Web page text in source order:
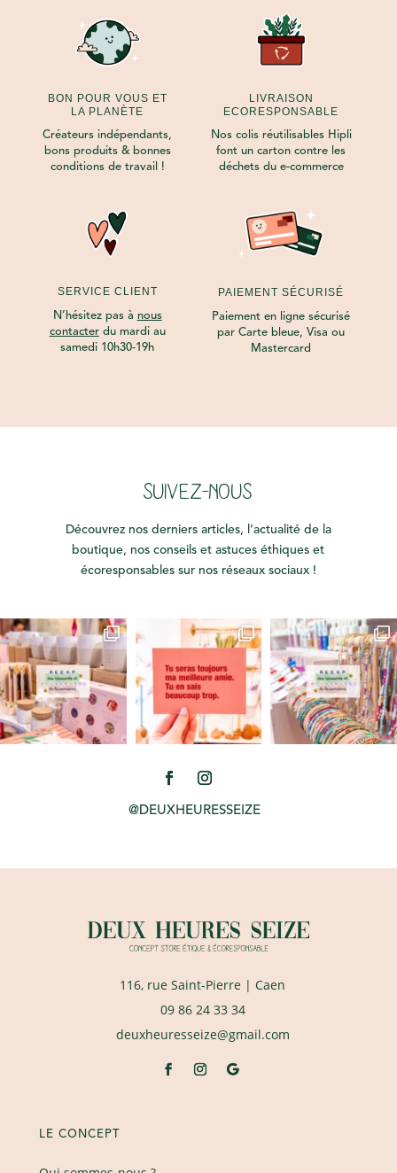
BON POUR VOUS ET
LA PLANÈTE
Créateurs indépendants,
bons produits & bonnes
conditions de travail !
LIVRAISON
ECORESPONSABLE
Nos colis réutilisables Hipli
font un carton contre les
déchets du e-commerce
SERVICE CLIENT
N’hésitez pas à nous
contacterdu mardi au
samedi 10h30-19h
PAIEMENT SÉCURISÉ
Paiement en ligne sécurisé
par Carte bleue, Visa ou
Mastercard
SUIVEZ-NOUS
Découvrez nos derniers articles, l’actualité de la
boutique, nos conseils et astuces éthiques et
écoresponsables sur nos réseaux sociaux !
@DEUXHEURESSEIZE
116, rue Saint-Pierre | Caen
09 86 24 33 34
deuxheuresseize@gmail.com
LE CONCEPT